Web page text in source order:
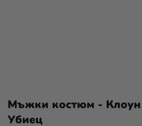
Мъжки костюм - Клоун
Убиец